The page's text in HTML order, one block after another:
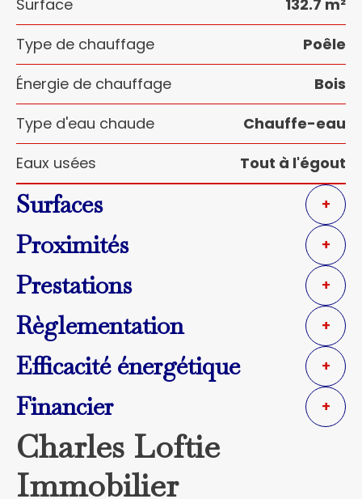
Surface
132.7 m²
Type de chauffage
Poêle
Énergie de chauffage
Bois
Type d'eau chaude
Chauffe-eau
Eaux usées
Tout à l'égout
Surfaces +
Proximités +
Prestations +
Règlementation +
Efficacité énergétique +
Financier +
Charles Loftie
Immobilier